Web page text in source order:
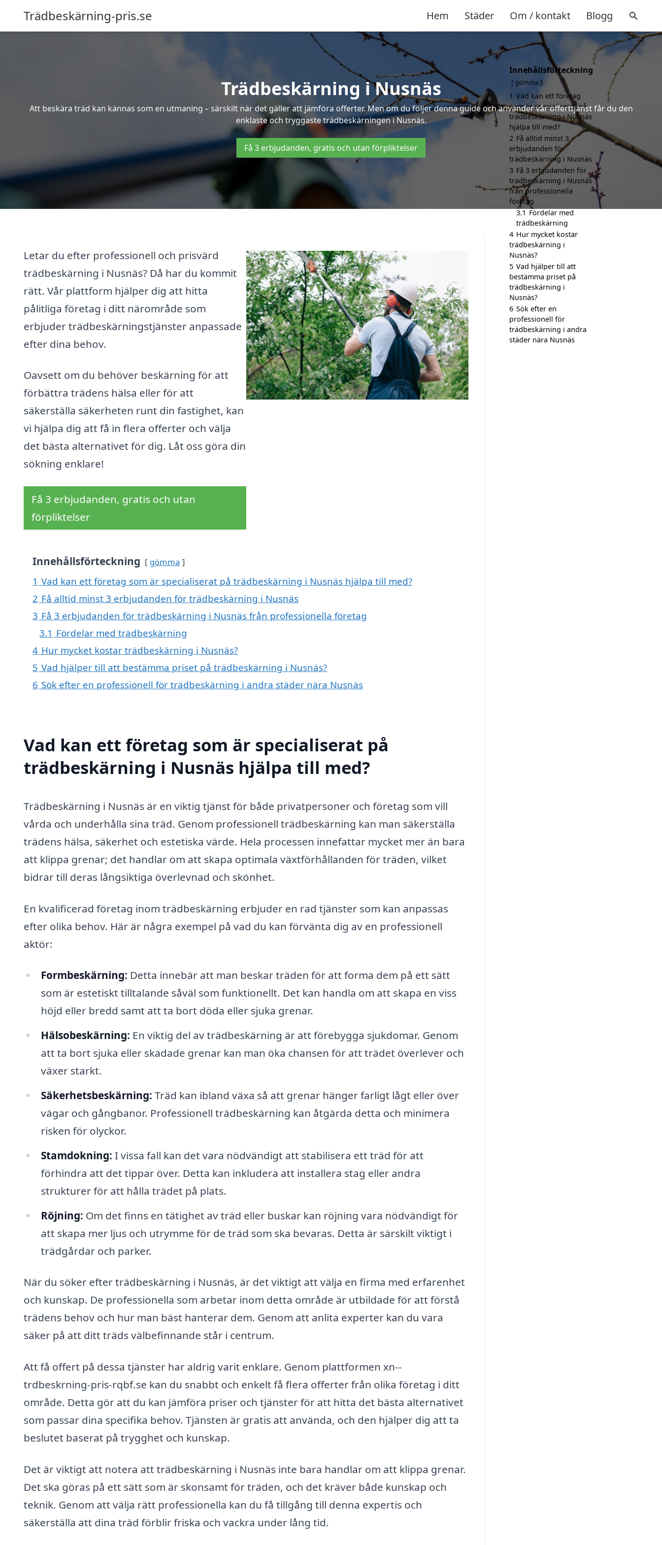
Trädbeskärning-pris.se Hem Städer Om / kontakt Blogg
Trädbeskärning i Nusnäs
Att beskära träd kan kännas som en utmaning – särskilt när det gäller att jämföra offerter. Men om du följer denna guide och använder vår offerttjänst får du den
enklaste och tryggaste trädbeskärningen i Nusnäs.
Få 3 erbjudanden, gratis och utan förpliktelser
Letar du efter professionell och prisvärd
trädbeskärning i Nusnäs? Då har du kommit
rätt. Vår plattform hjälper dig att hitta
pålitliga företag i ditt närområde som
erbjuder trädbeskärningstjänster anpassade
efter dina behov.
Oavsett om du behöver beskärning för att
förbättra trädens hälsa eller för att
säkerställa säkerheten runt din fastighet, kan
vi hjälpa dig att få in flera offerter och välja
det bästa alternativet för dig. Låt oss göra din
sökning enklare!
Få 3 erbjudanden, gratis och utan
förpliktelser
Innehållsförteckning gömma
1 Vad kan ett företag som är specialiserat på trädbeskärning i Nusnäs hjälpa till med?
2 Få alltid minst 3 erbjudanden för trädbeskärning i Nusnäs
3 Få 3 erbjudanden för trädbeskärning i Nusnäs från professionella företag
3.1 Fördelar med trädbeskärning
4 Hur mycket kostar trädbeskärning i Nusnäs?
5 Vad hjälper till att bestämma priset på trädbeskärning i Nusnäs?
6 Sök efter en professionell för trädbeskärning i andra städer nära Nusnäs
Vad kan ett företag som är specialiserat på
trädbeskärning i Nusnäs hjälpa till med?
Trädbeskärning i Nusnäs är en viktig tjänst för både privatpersoner och företag som vill
vårda och underhålla sina träd. Genom professionell trädbeskärning kan man säkerställa
trädens hälsa, säkerhet och estetiska värde. Hela processen innefattar mycket mer än bara
att klippa grenar; det handlar om att skapa optimala växtförhållanden för träden, vilket
bidrar till deras långsiktiga överlevnad och skönhet.
En kvalificerad företag inom trädbeskärning erbjuder en rad tjänster som kan anpassas
efter olika behov. Här är några exempel på vad du kan förvänta dig av en professionell
aktör:
Formbeskärning: Detta innebär att man beskar träden för att forma dem på ett sätt
som är estetiskt tilltalande såväl som funktionellt. Det kan handla om att skapa en viss
höjd eller bredd samt att ta bort döda eller sjuka grenar.
Hälsobeskärning: En viktig del av trädbeskärning är att förebygga sjukdomar. Genom
att ta bort sjuka eller skadade grenar kan man öka chansen för att trädet överlever och
växer starkt.
Säkerhetsbeskärning: Träd kan ibland växa så att grenar hänger farligt lågt eller över
vägar och gångbanor. Professionell trädbeskärning kan åtgärda detta och minimera
risken för olyckor.
Stamdokning: I vissa fall kan det vara nödvändigt att stabilisera ett träd för att
förhindra att det tippar över. Detta kan inkludera att installera stag eller andra
strukturer för att hålla trädet på plats.
Röjning: Om det finns en tätighet av träd eller buskar kan röjning vara nödvändigt för
att skapa mer ljus och utrymme för de träd som ska bevaras. Detta är särskilt viktigt i
trädgårdar och parker.
När du söker efter trädbeskärning i Nusnäs, är det viktigt att välja en firma med erfarenhet
och kunskap. De professionella som arbetar inom detta område är utbildade för att förstå
trädens behov och hur man bäst hanterar dem. Genom att anlita experter kan du vara
säker på att ditt träds välbefinnande står i centrum.
Att få offert på dessa tjänster har aldrig varit enklare. Genom plattformen xn--
trdbeskrning-pris-rqbf.se kan du snabbt och enkelt få flera offerter från olika företag i ditt
område. Detta gör att du kan jämföra priser och tjänster för att hitta det bästa alternativet
som passar dina specifika behov. Tjänsten är gratis att använda, och den hjälper dig att ta
beslutet baserat på trygghet och kunskap.
Det är viktigt att notera att trädbeskärning i Nusnäs inte bara handlar om att klippa grenar.
Det ska göras på ett sätt som är skonsamt för träden, och det kräver både kunskap och
teknik. Genom att välja rätt professionella kan du få tillgång till denna expertis och
säkerställa att dina träd förblir friska och vackra under lång tid.
Innehållsförteckning
gömma
1 Vad kan ett företag
som är specialiserat på
trädbeskärning i Nusnäs
hjälpa till med?
2 Få alltid minst 3
erbjudanden för
trädbeskärning i Nusnäs
3 Få 3 erbjudanden för
trädbeskärning i Nusnäs
från professionella
företag
3.1 Fördelar med
trädbeskärning
4 Hur mycket kostar
trädbeskärning i
Nusnäs?
5 Vad hjälper till att
bestämma priset på
trädbeskärning i
Nusnäs?
6 Sök efter en
professionell för
trädbeskärning i andra
städer nära Nusnäs